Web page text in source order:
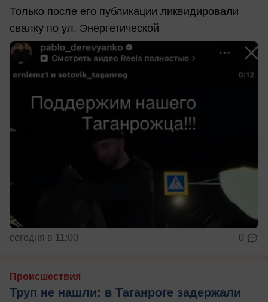
Только после его публикации ликвидировали
свалку по ул. Энергетической
сегодня в 11:00 0
Происшествия
Труп не нашли: в Таганроге задержали